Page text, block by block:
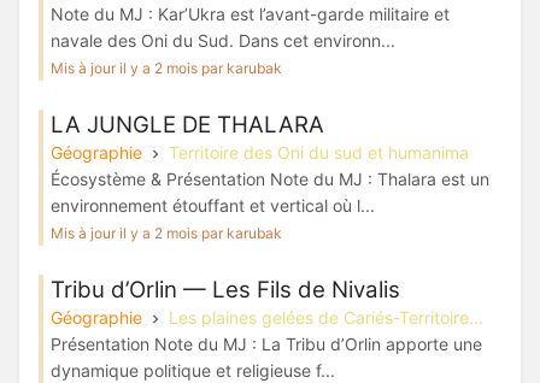
Note du MJ : Kar’Ukra est l’avant-garde militaire et
navale des Oni du Sud. Dans cet environn...
Mis à jour il y a 2 mois par karubak
LA JUNGLE DE THALARA
Géographie
Territoire des Oni du sud et humanima
Écosystème & Présentation Note du MJ : Thalara est un
environnement étouffant et vertical où l...
Mis à jour il y a 2 mois par karubak
Tribu d’Orlin — Les Fils de Nivalis
Géographie
Les plaines gelées de Cariés-Territoire...
Présentation Note du MJ : La Tribu d’Orlin apporte une
dynamique politique et religieuse f...